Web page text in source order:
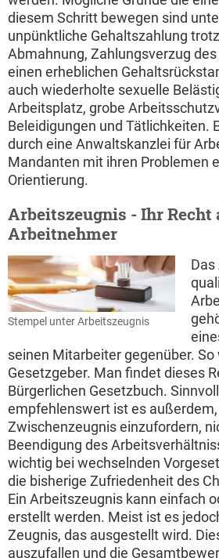
diesem Schritt bewegen sind
unpünktliche Gehaltszahlung
Abmahnung, Zahlungsverzug
einen erheblichen
auch wiederholte sexuelle
Arbeitsplatz, grobe
Beleidigungen und Tätlichkeiten.
durch eine Anwaltskanzlei für
Mandanten mit ihren Problemen
Orientierung.
Arbeitszeugnis - Ihr Recht
Arbeitnehmer
Stempel unter Arbeitszeugnis
seinen Mitarbeiter gegenüber. So
Gesetzgeber. Man findet dieses
Bürgerlichen Gesetzbuch.
empfehlenswert ist es außerdem,
Zwischenzeugnis einzufordern,
Beendigung des
wichtig bei wechselnden
die bisherige Zufriedenheit des
Ein Arbeitszeugnis kann einfach
erstellt werden. Meist ist es
Zeugnis, das ausgestellt wird.
auszufallen und die